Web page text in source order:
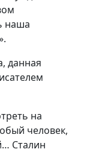
наша
данная
на
человек,
Сталин